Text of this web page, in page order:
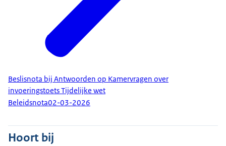
Beslisnota bij Antwoorden op Kamervragen over
invoeringstoets Tijdelijke wet
Beleidsnota02-03-2026
Hoort bij